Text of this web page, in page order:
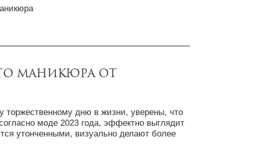
маникюра от
торжественному дню в жизни, уверены, что
моде 2023 года, эффектно выглядит
утонченными, визуально делают более